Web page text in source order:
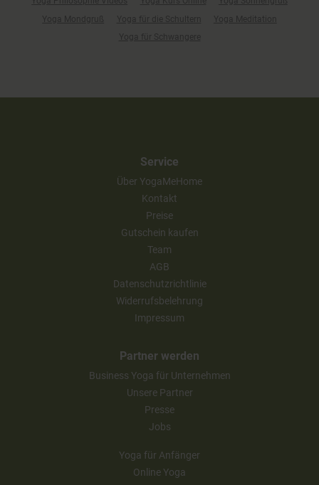
Yoga Mondgruß
Yoga für die Schultern
Yoga Meditation
Yoga für Schwangere
Service
Über YogaMeHome
Kontakt
Preise
Gutschein kaufen
Team
AGB
Datenschutzrichtlinie
Widerrufsbelehrung
Impressum
Partner werden
Business Yoga für Unternehmen
Unsere Partner
Presse
Jobs
Yoga für Anfänger
Online Yoga